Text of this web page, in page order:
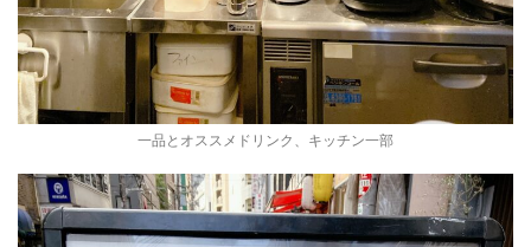
一品とオススメドリンク、キッチン一部